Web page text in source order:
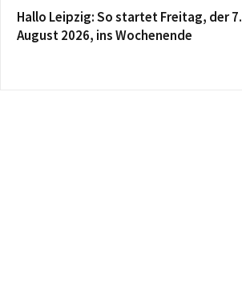
Hallo Leipzig: So startet Freitag, der 7.
August 2026, ins Wochenende